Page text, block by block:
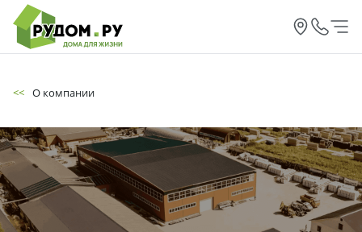
<< О компании